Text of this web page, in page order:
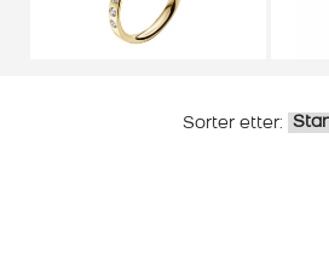
GEORG JENSEN RING